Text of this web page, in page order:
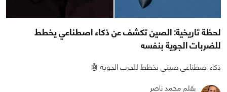
لحظة تاريخية: الصين تكشف عن ذكاء اصطناعي يخطط
للضربات الجوية بنفسه
ذكاء اصطناعي صيني يخطط للحرب الجوية 🤖
بقلم محمد ناصر